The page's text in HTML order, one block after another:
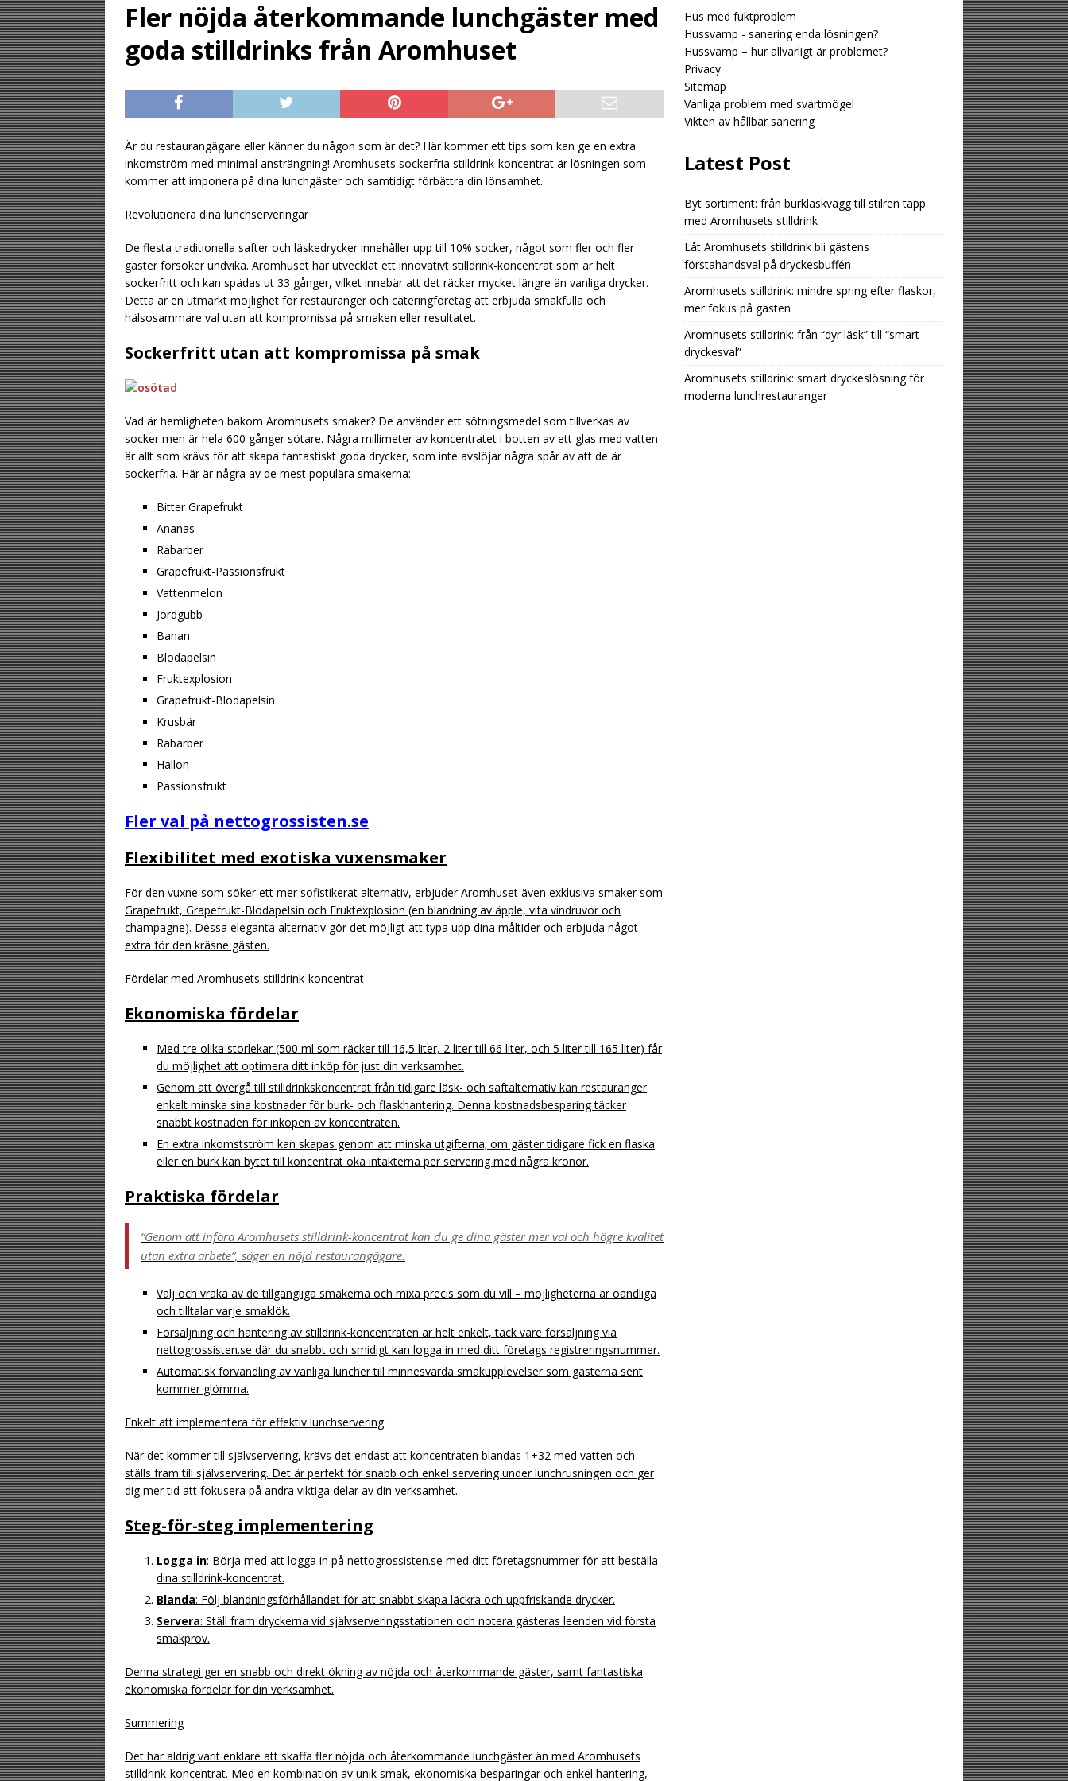
[ August 1, 2026 ] Aromhusets stilldrink: från “dyr läsk” till “smart dryckesval”
UNCATEGORIZED
lunchrestauranger
UNCATEGORIZED
stilldrink
UNCATEGORIZED
Fler nöjda återkommande lunchgäster med
goda stilldrinks från Aromhuset
Är du restaurangägare eller känner du någon som är det? Här kommer ett tips som kan ge en extra
inkomström med minimal ansträngning! Aromhusets sockerfria stilldrink-koncentrat är lösningen som
kommer att imponera på dina lunchgäster och samtidigt förbättra din lönsamhet.
Revolutionera dina lunchserveringar
De flesta traditionella safter och läskedrycker innehåller upp till 10% socker, något som fler och fler
gäster försöker undvika. Aromhuset har utvecklat ett innovativt stilldrink-koncentrat som är helt
sockerfritt och kan spädas ut 33 gånger, vilket innebär att det räcker mycket längre än vanliga drycker.
Detta är en utmärkt möjlighet för restauranger och cateringföretag att erbjuda smakfulla och
hälsosammare val utan att kompromissa på smaken eller resultatet.
Sockerfritt utan att kompromissa på smak
Vad är hemligheten bakom Aromhusets smaker? De använder ett sötningsmedel som tillverkas av
socker men är hela 600 gånger sötare. Några millimeter av koncentratet i botten av ett glas med vatten
är allt som krävs för att skapa fantastiskt goda drycker, som inte avslöjar några spår av att de är
sockerfria. Här är några av de mest populära smakerna:
Bitter Grapefrukt
Ananas
Rabarber
Grapefrukt-Passionsfrukt
Vattenmelon
Jordgubb
Banan
Blodapelsin
Fruktexplosion
Grapefrukt-Blodapelsin
Krusbär
Rabarber
Hallon
Passionsfrukt
Fler val på nettogrossisten.se
Flexibilitet med exotiska vuxensmaker
För den vuxne som söker ett mer sofistikerat alternativ, erbjuder Aromhuset även exklusiva smaker som
Grapefrukt, Grapefrukt-Blodapelsin och Fruktexplosion (en blandning av äpple, vita vindruvor och
champagne). Dessa eleganta alternativ gör det möjligt att typa upp dina måltider och erbjuda något
extra för den kräsne gästen.
Fördelar med Aromhusets stilldrink-koncentrat
Ekonomiska fördelar
Med tre olika storlekar (500 ml som räcker till 16,5 liter, 2 liter till 66 liter, och 5 liter till 165 liter) får
du möjlighet att optimera ditt inköp för just din verksamhet.
Genom att övergå till stilldrinkskoncentrat från tidigare läsk- och saftalternativ kan restauranger
enkelt minska sina kostnader för burk- och flaskhantering. Denna kostnadsbesparing täcker
snabbt kostnaden för inköpen av koncentraten.
En extra inkomstström kan skapas genom att minska utgifterna; om gäster tidigare fick en flaska
eller en burk kan bytet till koncentrat öka intäkterna per servering med några kronor.
Praktiska fördelar
“Genom att införa Aromhusets stilldrink-koncentrat kan du ge dina gäster mer val och högre kvalitet
utan extra arbete”, säger en nöjd restaurangägare.
Välj och vraka av de tillgängliga smakerna och mixa precis som du vill – möjligheterna är oändliga
och tilltalar varje smaklök.
Försäljning och hantering av stilldrink-koncentraten är helt enkelt, tack vare försäljning via
nettogrossisten.se där du snabbt och smidigt kan logga in med ditt företags registreringsnummer.
Automatisk förvandling av vanliga luncher till minnesvärda smakupplevelser som gästerna sent
kommer glömma.
Enkelt att implementera för effektiv lunchservering
När det kommer till självservering, krävs det endast att koncentraten blandas 1+32 med vatten och
ställs fram till självservering. Det är perfekt för snabb och enkel servering under lunchrusningen och ger
dig mer tid att fokusera på andra viktiga delar av din verksamhet.
Steg-för-steg implementering
Logga in: Börja med att logga in på nettogrossisten.se med ditt företagsnummer för att beställa
dina stilldrink-koncentrat.
Blanda: Följ blandningsförhållandet för att snabbt skapa läckra och uppfriskande drycker.
Servera: Ställ fram dryckerna vid självserveringsstationen och notera gästeras leenden vid första
smakprov.
Denna strategi ger en snabb och direkt ökning av nöjda och återkommande gäster, samt fantastiska
ekonomiska fördelar för din verksamhet.
Summering
Det har aldrig varit enklare att skaffa fler nöjda och återkommande lunchgäster än med Aromhusets
stilldrink-koncentrat. Med en kombination av unik smak, ekonomiska besparingar och enkel hantering,
Hus med fuktproblem
Hussvamp - sanering enda lösningen?
Hussvamp – hur allvarligt är problemet?
Privacy
Sitemap
Vanliga problem med svartmögel
Vikten av hållbar sanering
Latest Post
Byt sortiment: från burkläskvägg till stilren tapp
med Aromhusets stilldrink
Låt Aromhusets stilldrink bli gästens
förstahandsval på dryckesbuffén
Aromhusets stilldrink: mindre spring efter flaskor,
mer fokus på gästen
Aromhusets stilldrink: från “dyr läsk” till “smart
dryckesval”
Aromhusets stilldrink: smart dryckeslösning för
moderna lunchrestauranger